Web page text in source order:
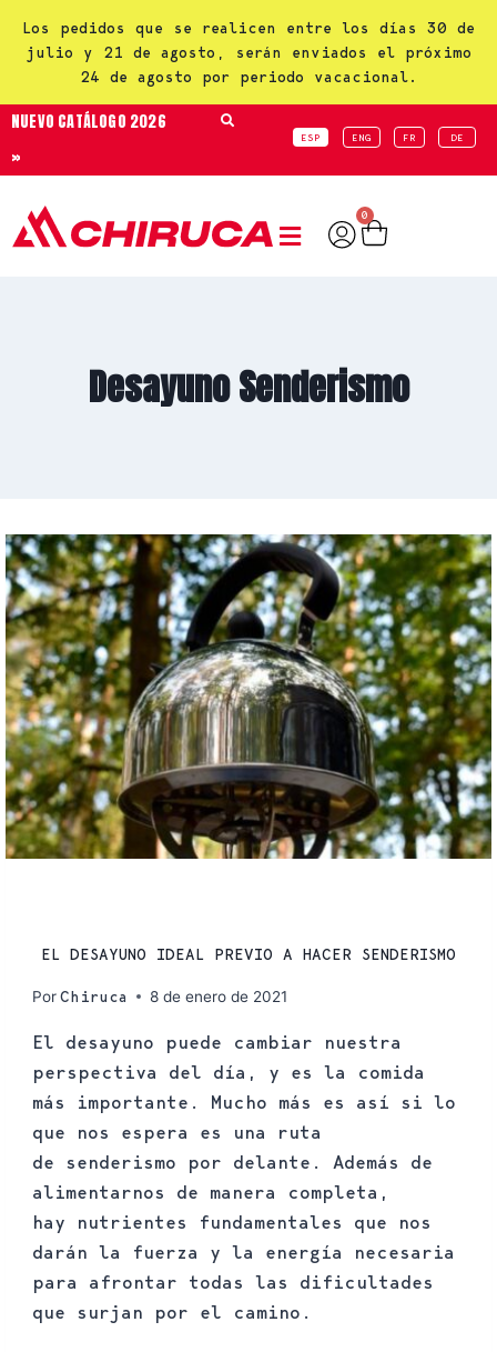
Los pedidos que se realicen entre los días 30 de
julio y 21 de agosto, serán enviados el próximo
24 de agosto por periodo vacacional.
NUEVO CATÁLOGO 2026
»
ESP ENG FR DE
0
Desayuno Senderismo
EL DESAYUNO IDEAL PREVIO A HACER SENDERISMO
PorChiruca 8 de enero de 2021
El desayuno puede cambiar nuestra
perspectiva del día, y es la comida
más importante. Mucho más es así si lo
que nos espera es una ruta
de senderismo por delante. Además de
alimentarnos de manera completa,
hay nutrientes fundamentales que nos
darán la fuerza y la energía necesaria
para afrontar todas las dificultades
que surjan por el camino.